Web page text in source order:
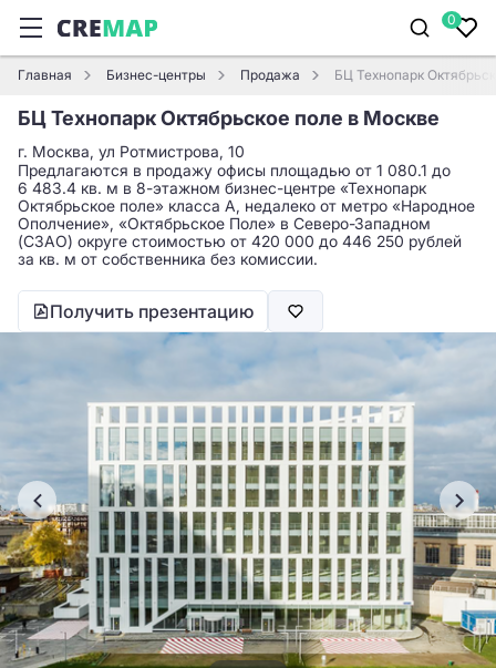
0
Главная Бизнес-центры Продажа БЦ Технопарк
БЦ Технопарк Октябрьское поле в Москве
г. Москва, ул Ротмистрова, 10
Предлагаются в продажу офисы площадью от 1 080.1 до
6 483.4 кв. м в 8-этажном бизнес-центре «Технопарк
Октябрьское поле» класса A, недалеко от метро «Народное
Ополчение», «Октябрьское Поле» в Северо-Западном
(СЗАО) округе стоимостью от 420 000 до 446 250 рублей
за кв. м от собственника без комиссии.
Получить презентацию